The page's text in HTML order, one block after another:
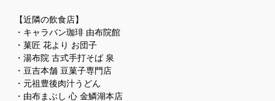
【近隣の飲食店】
・キャラバン珈琲 由布院館
・菓匠 花より お団子
・湯布院 古式手打そば 泉
・豆吉本舗 豆菓子専門店
・元祖豊後肉汁うどん
・由布まぶし 心 金鱗湖本店